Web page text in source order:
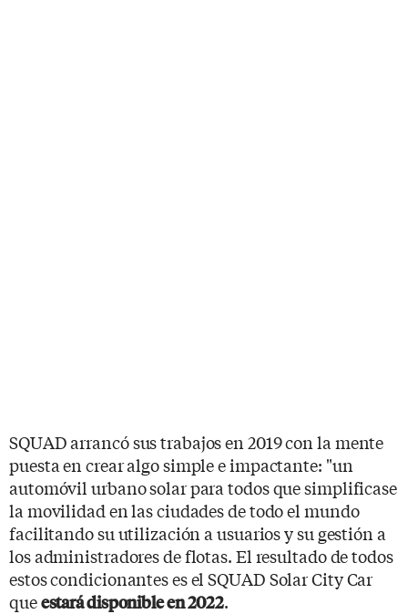
SQUAD arrancó sus trabajos en 2019 con la mente
puesta en crear algo simple e impactante: "un
automóvil urbano solar para todos que simplificase
la movilidad en las ciudades de todo el mundo
facilitando su utilización a usuarios y su gestión a
los administradores de flotas. El resultado de todos
estos condicionantes es el SQUAD Solar City Car
queestará disponible en 2022.